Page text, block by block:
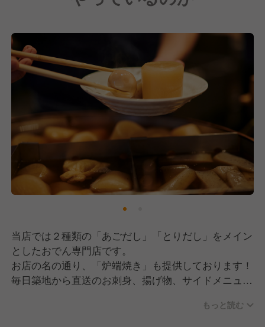
当店では２種類の「あごだし」「とりだし」をメイン
としたおでん専門店です。
お店の名の通り、「炉端焼き」も提供しております！
毎日築地から直送のお刺身、揚げ物、サイドメニュー
2023・2024年は5店舗を出店し、2025年も5店舗以上
もっと読む